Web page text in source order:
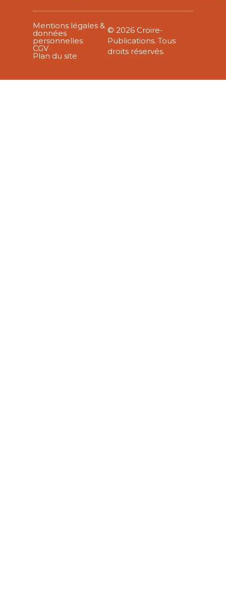
Mentions légales &
données
personnelles
CGV
Plan du site
© 2026 Croire-
Publications. Tous
droits réservés.